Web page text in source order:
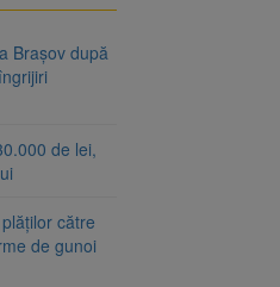
Brașov după
de lei,
către
de gunoi